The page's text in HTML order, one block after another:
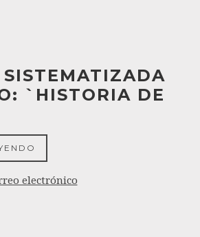
SISTEMATIZADA
`HISTORIA DE
electrónico